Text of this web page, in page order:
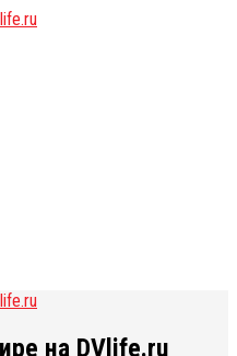
на DVlife.ru